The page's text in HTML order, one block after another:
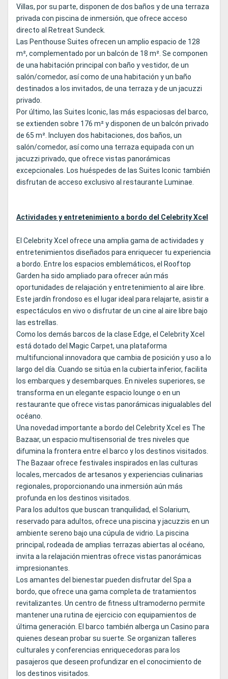
Villas, por su parte, disponen de dos baños y de una terraza
privada con piscina de inmersión, que ofrece acceso
directo al Retreat Sundeck.
Las Penthouse Suites ofrecen un amplio espacio de 128
m², complementado por un balcón de 18 m². Se componen
de una habitación principal con baño y vestidor, de un
salón/comedor, así como de una habitación y un baño
destinados a los invitados, de una terraza y de un jacuzzi
privado.
Por último, las Suites Iconic, las más espaciosas del barco,
se extienden sobre 176 m² y disponen de un balcón privado
de 65 m². Incluyen dos habitaciones, dos baños, un
salón/comedor, así como una terraza equipada con un
jacuzzi privado, que ofrece vistas panorámicas
excepcionales. Los huéspedes de las Suites Iconic también
disfrutan de acceso exclusivo al restaurante Luminae.
Actividades y entretenimiento a bordo del Celebrity Xcel
El Celebrity Xcel ofrece una amplia gama de actividades y
entretenimientos diseñados para enriquecer tu experiencia
a bordo. Entre los espacios emblemáticos, el Rooftop
Garden ha sido ampliado para ofrecer aún más
oportunidades de relajación y entretenimiento al aire libre.
Este jardín frondoso es el lugar ideal para relajarte, asistir a
espectáculos en vivo o disfrutar de un cine al aire libre bajo
las estrellas.
Como los demás barcos de la clase Edge, el Celebrity Xcel
está dotado del Magic Carpet, una plataforma
multifuncional innovadora que cambia de posición y uso a lo
largo del día. Cuando se sitúa en la cubierta inferior, facilita
los embarques y desembarques. En niveles superiores, se
transforma en un elegante espacio lounge o en un
restaurante que ofrece vistas panorámicas inigualables del
océano.
Una novedad importante a bordo del Celebrity Xcel es The
Bazaar, un espacio multisensorial de tres niveles que
difumina la frontera entre el barco y los destinos visitados.
The Bazaar ofrece festivales inspirados en las culturas
locales, mercados de artesanos y experiencias culinarias
regionales, proporcionando una inmersión aún más
profunda en los destinos visitados.
Para los adultos que buscan tranquilidad, el Solarium,
reservado para adultos, ofrece una piscina y jacuzzis en un
ambiente sereno bajo una cúpula de vidrio. La piscina
principal, rodeada de amplias terrazas abiertas al océano,
invita a la relajación mientras ofrece vistas panorámicas
impresionantes.
Los amantes del bienestar pueden disfrutar del Spa a
bordo, que ofrece una gama completa de tratamientos
revitalizantes. Un centro de fitness ultramoderno permite
mantener una rutina de ejercicio con equipamientos de
última generación. El barco también alberga un Casino para
quienes desean probar su suerte. Se organizan talleres
culturales y conferencias enriquecedoras para los
pasajeros que deseen profundizar en el conocimiento de
los destinos visitados.